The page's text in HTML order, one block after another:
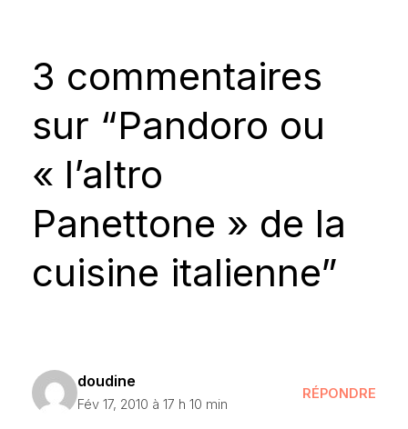
3 commentaires
sur “Pandoro ou
« l’altro
Panettone » de la
cuisine italienne”
doudine
Fév 17, 2010 à 17 h 10 min
RÉPONDRE